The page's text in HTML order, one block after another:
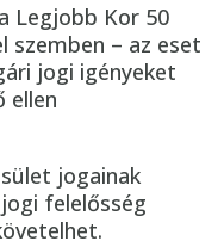
Legjobb Kor 50
szemben – az eset
jogi igényeket
ellen
jogainak
felelősség